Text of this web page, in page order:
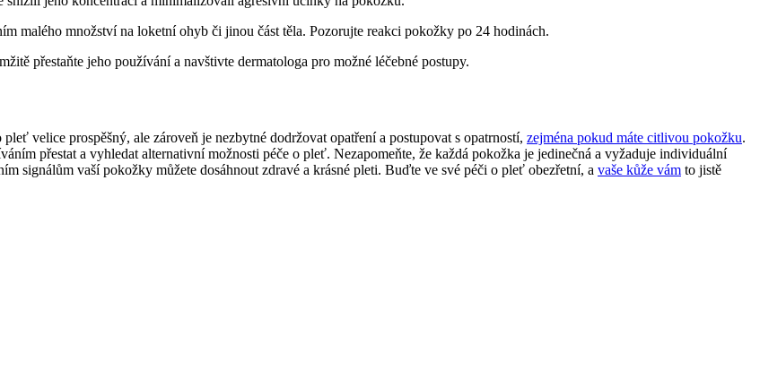
malého množství na loketní ohyb či jinou část těla. Pozorujte reakci pokožky po 24 hodinách.
přestaňte jeho používání a navštivte dermatologa pro možné léčebné postupy.
velice prospěšný, ale zároveň je nezbytné dodržovat opatření a postupovat s opatrností, zejména pokud máte citlivou pokožku.
přestat a vyhledat alternativní možnosti péče o pleť. Nezapomeňte, že každá pokožka je jedinečná a vyžaduje individuální
signálům vaší pokožky můžete dosáhnout zdravé a krásné pleti. Buďte ve své péči o pleť obezřetní, a vaše kůže vám to jistě